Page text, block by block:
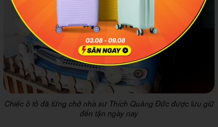
Chiếc ô tô đã từng chở nhà sư Thích Quảng Đức được lưu giữ
đến tận ngày nay